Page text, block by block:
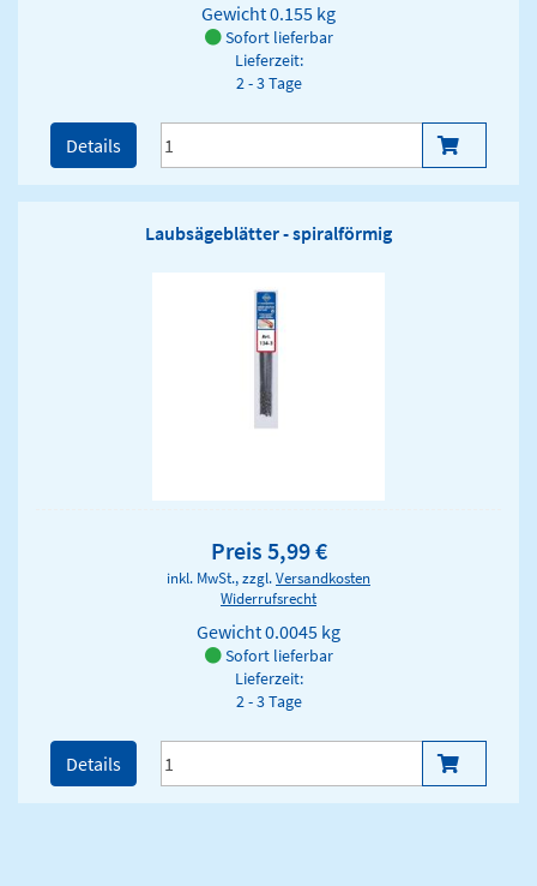
Gewicht0.155 kg
Sofort lieferbar
Lieferzeit:
2 - 3 Tage
Details
Laubsägeblätter - spiralförmig
Preis 5,99 €
inkl. MwSt., zzgl.Versandkosten
Widerrufsrecht
Gewicht0.0045 kg
Sofort lieferbar
Lieferzeit:
2 - 3 Tage
Details